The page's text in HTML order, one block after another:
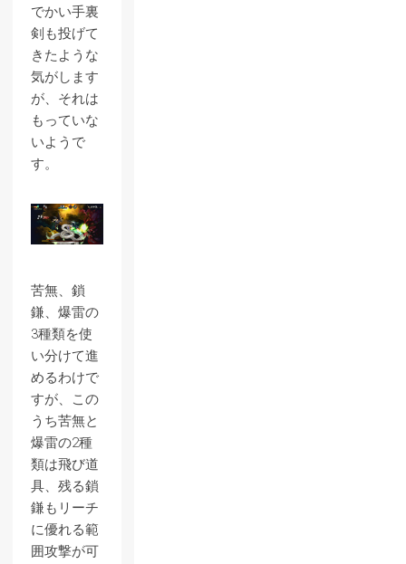
でかい手裏
剣も投げて
きたような
気がします
が、それは
もっていな
いようで
す。
苦無、鎖
鎌、爆雷の
3種類を使
い分けて進
めるわけで
すが、この
うち苦無と
爆雷の2種
類は飛び道
具、残る鎖
鎌もリーチ
に優れる範
囲攻撃が可